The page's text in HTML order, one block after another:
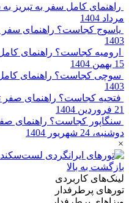
راهنمای کامل سفر به
مرداد 1404
یاسوج کجاست؟ راهنمای
1403
ارومیه کجاست؟ راهنمای
15 بهمن 1404
سوچی کجاست؟ راهنمای
1403
فتحیه کجاست؟ راهنمای صفر
21 فروردین 1404
سنگاپور کجاست؟ راهنمای
دوشنبه، 24 شهریور 1404
×
بازگشت به بالا
لینک‌های کاربردی
تورهای پرطرفدار